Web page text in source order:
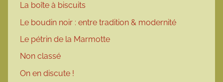
La boîte à biscuits
Le boudin noir : entre tradition & modernité
Le pétrin de la Marmotte
Non classé
On en discute !